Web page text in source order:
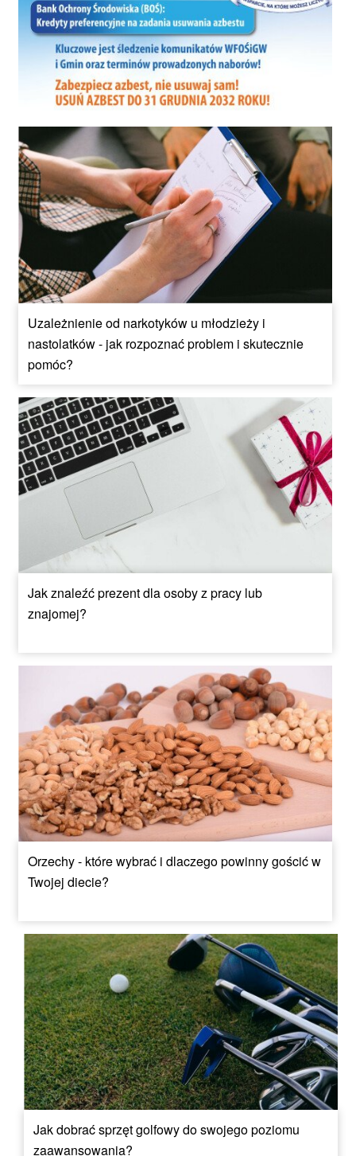
Uzależnienie od narkotyków u młodzieży i
nastolatków - jak rozpoznać problem i skutecznie
pomóc?
Jak znaleźć prezent dla osoby z pracy lub
znajomej?
Orzechy - które wybrać i dlaczego powinny gościć w
Twojej diecie?
Jak dobrać sprzęt golfowy do swojego poziomu
zaawansowania?